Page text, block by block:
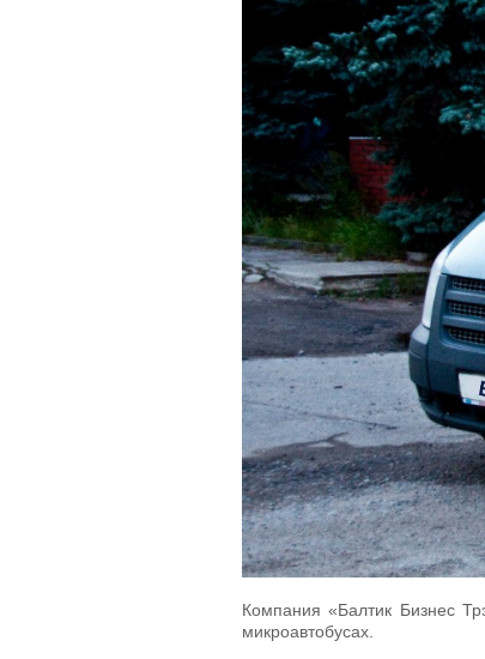
Компания «Балтик Бизнес
микроавтобусах.